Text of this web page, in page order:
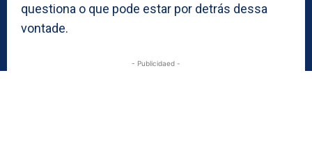
questiona o que pode estar por detrás dessa
vontade.
- Publicidaed -